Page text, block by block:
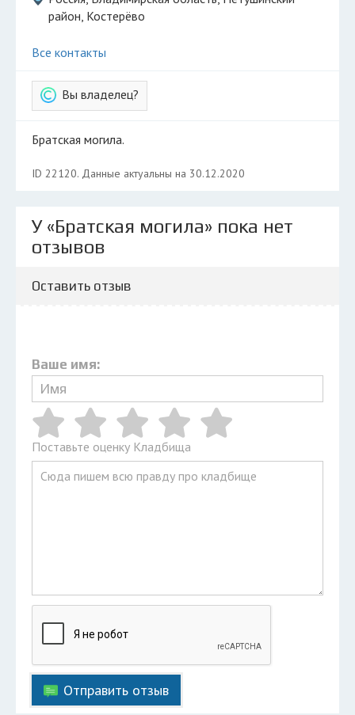
район, Костерёво
Все контакты
Вы владелец?
Братская могила.
ID 22120. Данные актуальны на 30.12.2020
У «Братская могила» пока нет
отзывов
Оставить отзыв
Ваше имя:
Поставьте оценку Кладбища
Отправить отзыв